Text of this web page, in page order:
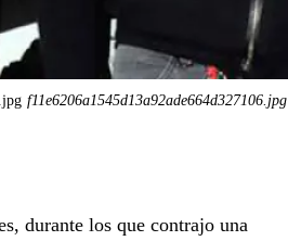
f11e6206a1545d13a92ade664d327106.jpg
durante los que contrajo una